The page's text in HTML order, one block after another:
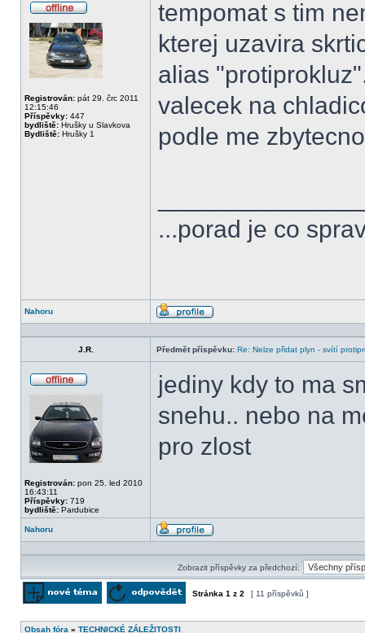
Registrován: pát 29. črc 2011
12:15:46
Příspěvky: 447
bydliště: Hrušky u Slavkova
Bydliště: Hrušky 1
tempomat s tim
kterej uzavira
alias
valecek na
podle me
...porad je co
Nahoru
Profil
J.R. Předmět příspěvku: Re: Nelze přidat plyn - svítí
Registrován: pon 25. led 2010
16:43:11
Příspěvky: 719
bydliště: Pardubice
jediny kdy to ma
snehu.. nebo na
pro zlost
Nahoru
Profil
Zobrazit příspěvky za předchozí:
Stránka 1 z 2 [ 11 příspěvků ]
Obsah fóra » TECHNICKÉ ZÁLEŽITOSTI